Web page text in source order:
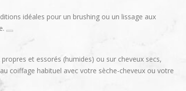
idéales pour un brushing ou un lissage aux
et essorés (humides) ou sur cheveux secs,
coiffage habituel avec votre sèche-cheveux ou votre